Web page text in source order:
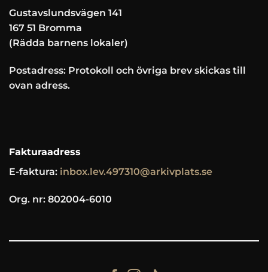
Gustavslundsvägen 141
167 51 Bromma
(Rädda barnens lokaler)
Postadress: Protokoll och övriga brev skickas till
ovan adress.
Fakturaadress
E-faktura: inbox.lev.497310@arkivplats.se
Org. nr: 802004-6010